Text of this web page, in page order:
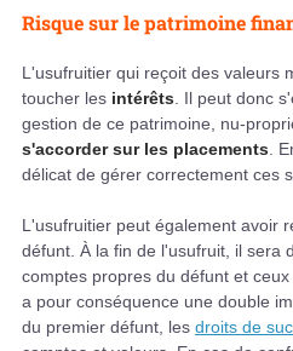
Risque sur le patrimoine
L'usufruitier qui reçoit des valeurs
toucher les intérêts . Il peut donc
gestion de ce patrimoine, nu-
s'accorder sur les placements .
délicat de gérer correctement ces
L'usufruitier peut également avoir
défunt. À la fin de l'usufruit, il sera
comptes propres du défunt et
a pour conséquence une double
du premier défunt, les droits de